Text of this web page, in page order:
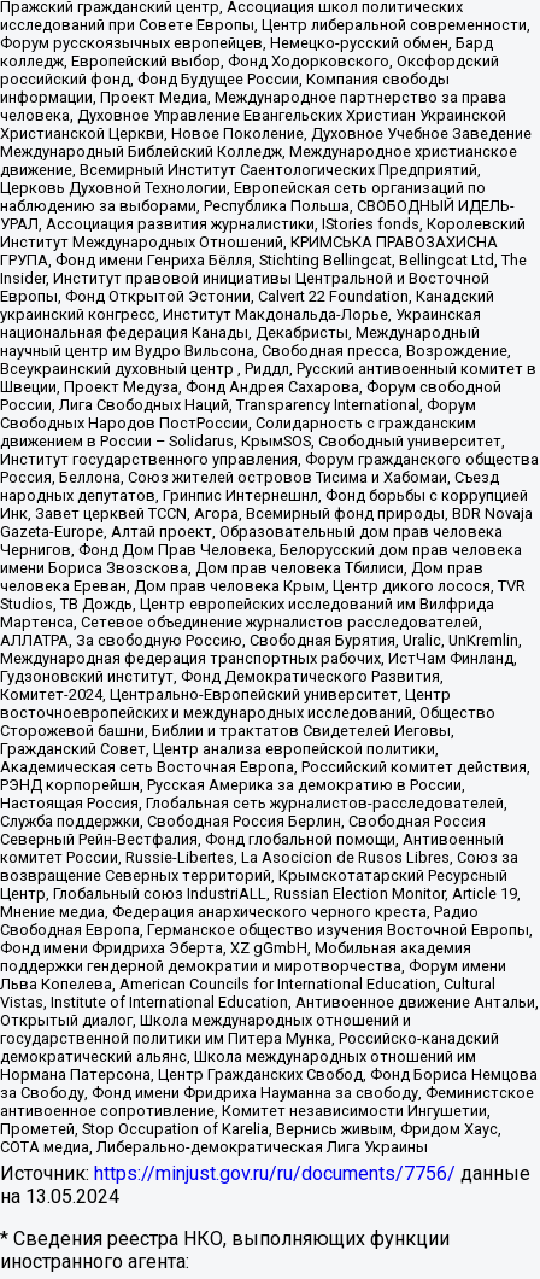
Пражский гражданский центр, Ассоциация школ политических
исследований при Совете Европы, Центр либеральной современности,
Форум русскоязычных европейцев, Немецко-русский обмен, Бард
колледж, Европейский выбор, Фонд Ходорковского, Оксфордский
российский фонд, Фонд Будущее России, Компания свободы
информации, Проект Медиа, Международное партнерство за права
человека, Духовное Управление Евангельских Христиан Украинской
Христианской Церкви, Новое Поколение, Духовное Учебное Заведение
Международный Библейский Колледж, Международное христианское
движение, Всемирный Институт Саентологических Предприятий,
Церковь Духовной Технологии, Европейская сеть организаций по
наблюдению за выборами, Республика Польша, СВОБОДНЫЙ ИДЕЛЬ-
УРАЛ, Ассоциация развития журналистики, IStories fonds, Королевский
Институт Международных Отношений, КРИМСЬКА ПРАВОЗАХИСНА
ГРУПА, Фонд имени Генриха Бёлля, Stichting Bellingcat, Bellingcat Ltd, The
Insider, Институт правовой инициативы Центральной и Восточной
Европы, Фонд Открытой Эстонии, Calvert 22 Foundation, Канадский
украинский конгресс, Институт Макдональда-Лорье, Украинская
национальная федерация Канады, Декабристы, Международный
научный центр им Вудро Вильсона, Свободная пресса, Возрождение,
Всеукраинский духовный центр , Риддл, Русский антивоенный комитет в
Швеции, Проект Медуза, Фонд Андрея Сахарова, Форум свободной
России, Лига Свободных Наций, Transparеncy International, Форум
Свободных Народов ПостРоссии, Солидарность с гражданским
движением в России – Solidarus, КрымSOS, Свободный университет,
Институт государственного управления, Форум гражданского общества
Россия, Беллона, Союз жителей островов Тисима и Хабомаи, Съезд
народных депутатов, Гринпис Интернешнл, Фонд борьбы с коррупцией
Инк, Завет церквей TCCN, Агора, Всемирный фонд природы, BDR Novaja
Gazeta-Europe, Алтай проект, Образовательный дом прав человека
Чернигов, Фонд Дом Прав Человека, Белорусский дом прав человека
имени Бориса Звозскова, Дом прав человека Тбилиси, Дом прав
человека Ереван, Дом прав человека Крым, Центр дикого лосося, TVR
Studios, ТВ Дождь, Центр европейских исследований им Вилфрида
Мартенса, Сетевое объединение журналистов расследователей,
АЛЛАТРА, За свободную Россию, Свободная Бурятия, Uralic, UnKremlin,
Международная федерация транспортных рабочих, ИстЧам Финланд,
Гудзоновский институт, Фонд Демократического Развития,
Комитет-2024, Центрально-Европейский университет, Центр
восточноевропейских и международных исследований, Общество
Сторожевой башни, Библии и трактатов Свидетелей Иеговы,
Гражданский Совет, Центр анализа европейской политики,
Академическая сеть Восточная Европа, Российский комитет действия,
РЭНД корпорейшн, Русская Америка за демократию в России,
Настоящая Россия, Глобальная сеть журналистов-расследователей,
Служба поддержки, Свободная Россия Берлин, Свободная Россия
Северный Рейн-Вестфалия, Фонд глобальной помощи, Антивоенный
комитет России, Russie-Libertes, La Asocicion de Rusos Libres, Союз за
возвращение Северных территорий, Крымскотатарский Ресурсный
Центр, Глобальный союз IndustriALL, Russian Election Monitor, Article 19,
Мнение медиа, Федерация анархического черного креста, Радио
Свободная Европа, Германское общество изучения Восточной Европы,
Фонд имени Фридриха Эберта, XZ gGmbH, Мобильная академия
поддержки гендерной демократии и миротворчества, Форум имени
Льва Копелева, American Councils for International Education, Cultural
Vistas, Institute of International Education, Антивоенное движение Антальи,
Открытый диалог, Школа международных отношений и
государственной политики им Питера Мунка, Российско-канадский
демократический альянс, Школа международных отношений им
Нормана Патерсона, Центр Гражданских Свобод, Фонд Бориса Немцова
за Свободу, Фонд имени Фридриха Науманна за свободу, Феминистское
антивоенное сопротивление, Комитет независимости Ингушетии,
Прометей, Stop Occupation of Karelia, Вернись живым, Фридом Хаус,
СОТА медиа, Либерально-демократическая Лига Украины
Источник: https://minjust.gov.ru/ru/documents/7756/ данные
на 13.05.2024
* Сведения реестра НКО, выполняющих функции
иностранного агента: